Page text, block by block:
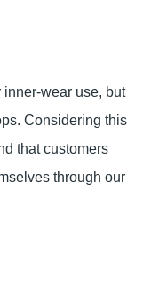
inner-wear use, but
Considering this
that customers
through our